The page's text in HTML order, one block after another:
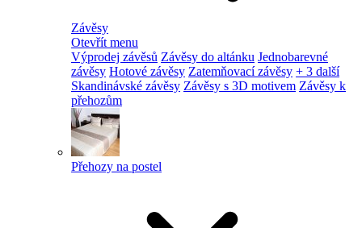
Závěsy
Otevřít menu
Výprodej závěsů Závěsy do altánku Jednobarevné
závěsy Hotové závěsy Zatemňovací závěsy + 3 další
Skandinávské závěsy Závěsy s 3D motivem Závěsy k
přehozům
Přehozy na postel